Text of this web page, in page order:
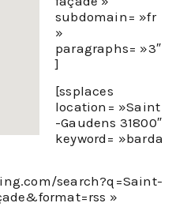
subdomain= »fr
»
paragraphs= »3″
]
[ssplaces
location= »Saint
-Gaudens 31800″
keyword= »barda
search?q=Saint-
»